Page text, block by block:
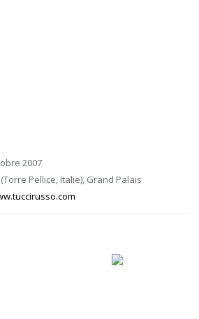
2007
Pellice, Italie), Grand Palais